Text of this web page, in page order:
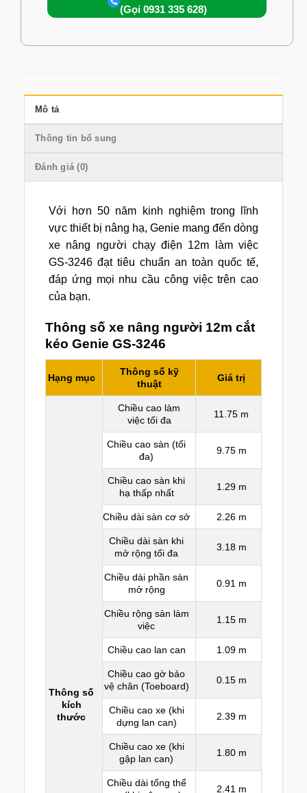
(Gọi 0931 335 628)
Mô tả
Thông tin bổ sung
Đánh giá (0)
Với hơn 50 năm kinh nghiệm trong lĩnh
vực thiết bị nâng hạ, Genie mang đến dòng
xe nâng người chạy điện 12m làm việc
GS-3246 đạt tiêu chuẩn an toàn quốc tế,
đáp ứng mọi nhu cầu công việc trên cao
của bạn.
Thông số xe nâng người 12m cắt
kéo Genie GS-3246
Hạng mục
Thông số kỹ
thuật
Giá trị
Thông số
kích
thước
Chiều cao làm
việc tối đa
11.75 m
Chiều cao sàn (tối
đa)
9.75 m
Chiều cao sàn khi
hạ thấp nhất
1.29 m
Chiều dài sàn cơ sở 2.26 m
Chiều dài sàn khi
mở rộng tối đa
3.18 m
Chiều dài phần sàn
mở rộng
0.91 m
Chiều rộng sàn làm
việc
1.15 m
Chiều cao lan can 1.09 m
Chiều cao gờ bảo
vệ chân (Toeboard)
0.15 m
Chiều cao xe (khi
dựng lan can)
2.39 m
Chiều cao xe (khi
gập lan can)
1.80 m
Chiều dài tổng thể
2.41 m